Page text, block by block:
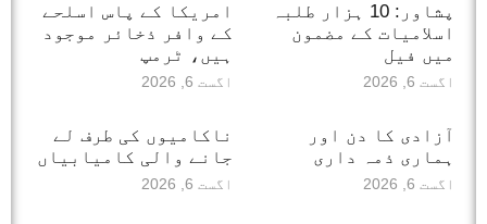
پشاور: 10 ہزار طلبہ
اسلامیات کے مضمون
میں فیل
اگست 6, 2026
امریکا کے پاس اسلحے
کے وافر ذخائر موجود
ہیں، ٹرمپ
اگست 6, 2026
آزادی کا دن اور
ہماری ذمہ داری
اگست 6, 2026
ناکامیوں کی طرف لے
جانے والی کامیابیاں
اگست 6, 2026